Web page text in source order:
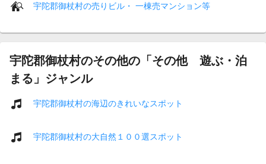
宇陀郡御杖村の売りビル・ 一棟売マンション等
宇陀郡御杖村のその他の「その他 遊ぶ・泊
まる」ジャンル
宇陀郡御杖村の海辺のきれいなスポット
宇陀郡御杖村の大自然１００選スポット